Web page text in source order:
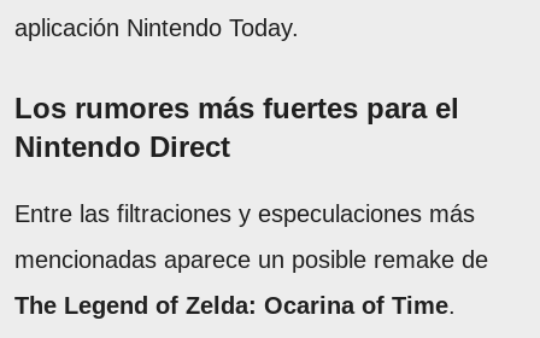
aplicación Nintendo Today.
Los rumores más fuertes para el
Nintendo Direct
Entre las filtraciones y especulaciones más
mencionadas aparece un posible remake de
The Legend of Zelda: Ocarina of Time.